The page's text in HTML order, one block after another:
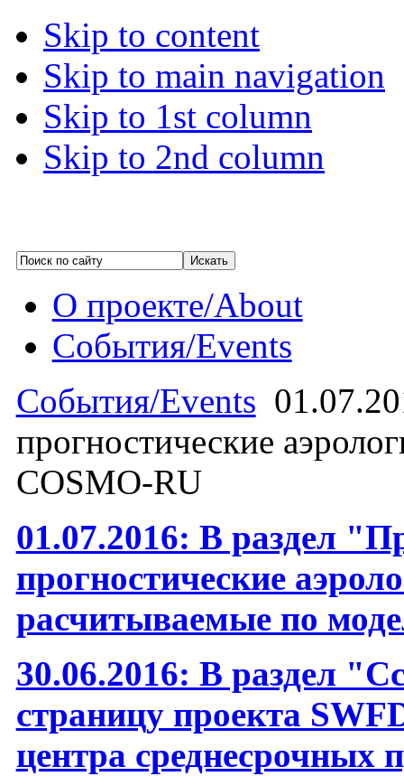
Skip to content
Skip to main navigation
Skip to 1st column
Skip to 2nd column
О проекте/About
События/Events
События/Events
прогностические
COSMO-RU
01.07.2016: В раздел
прогностические
расчитываемые по
30.06.2016: В раздел
страницу проекта
центра среднесрочных